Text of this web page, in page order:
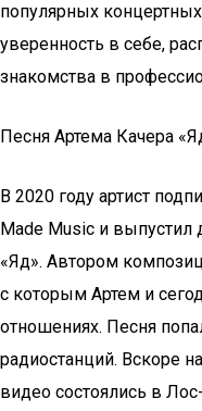
популярных
уверенность в себе,
знакомства в
Песня Артема Качера
В 2020 году артист
Made Music и
«Яд». Автором
с которым Артем и
отношениях. Песня
радиостанций. Вскоре
видео состоялись в